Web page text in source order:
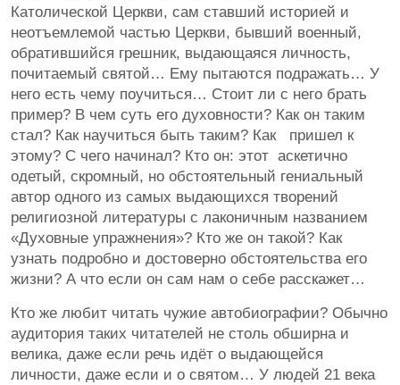
Католической Церкви, сам ставший историей и
неотъемлемой частью Церкви, бывший военный,
обратившийся грешник, выдающаяся личность,
почитаемый святой… Ему пытаются подражать… У
него есть чему поучиться… Стоит ли с него брать
пример? В чем суть его духовности? Как он таким
стал? Как научиться быть таким? Как пришел к
этому? С чего начинал? Кто он: этот аскетично
одетый, скромный, но обстоятельный гениальный
автор одного из самых выдающихся творений
религиозной литературы с лаконичным названием
«Духовные упражнения»? Кто же он такой? Как
узнать подробно и достоверно обстоятельства его
жизни? А что если он сам нам о себе расскажет…
Кто же любит читать чужие автобиографии? Обычно
аудитория таких читателей не столь обширна и
велика, даже если речь идёт о выдающейся
личности, даже если и о святом… У людей 21 века